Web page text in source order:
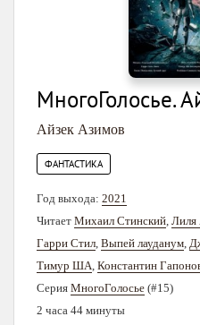
МногоГолосье.
Айзек Азимов
ФАНТАСТИКА
Год выхода: 2021
Читает Михаил Стинский, Лиля
Гарри Стил, Выпей лауданум,
Тимур ША, Константин
Серия МногоГолосье (#15)
2 часа 44 минуты